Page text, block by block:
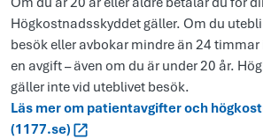
Högkostnadsskyddet gäller. Om du
besök eller avbokar mindre än 24
en avgift – även om du är under 20 år.
gäller inte vid uteblivet besök.
Läs mer om patientavgifter och
(1177.se)